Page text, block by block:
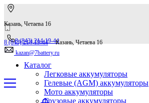
Казань, Четаева 16
8 (843) 214-19-44
kazan@7battery.ru
8 (843) 214-19-44Казань, Четаева 16
Каталог
Легковые аккумуляторы
Гелевые (AGM) аккумуляторы
Мото аккумуляторы
Грузовые аккумуляторы